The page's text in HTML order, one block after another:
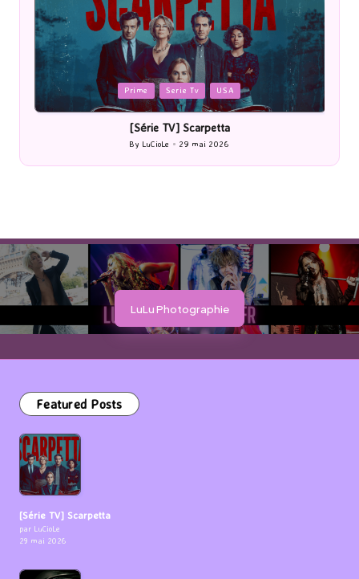
Posted
in
Prime Serie Tv USA
[Série TV] Scarpetta
Posted
by
By LuCioLe 29 mai 2026
LuLu Photographie
Featured Posts
[Série TV] Scarpetta
par LuCioLe
29 mai 2026